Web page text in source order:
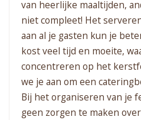
van heerlijke maaltijden,
niet compleet! Het
aan al je gasten kun je
kost veel tijd en moeite,
concentreren op het
we je aan om een
Bij het organiseren van je
geen zorgen te maken